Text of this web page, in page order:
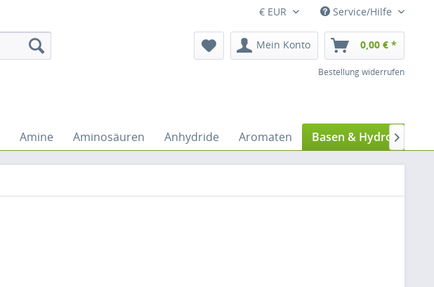
€ EUR Service/Hilfe
Mein Konto 0,00 € *
Bestellung widerrufen
Amine Aminosäuren Anhydride Aromaten Basen & Hydroxide
